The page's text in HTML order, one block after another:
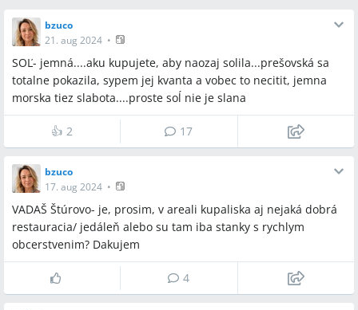
bzuco
21. aug 2024 •
SOĽ- jemná....aku kupujete, aby naozaj solila...prešovská sa
totalne pokazila, sypem jej kvanta a vobec to necitit, jemna
morska tiez slabota....proste soĺ nie je slana
👍 2 17
bzuco
17. aug 2024 •
VADAŠ Štúrovo- je, prosim, v areali kupaliska aj nejaká dobrá
restauracia/ jedáleň alebo su tam iba stanky s rychlym
obcerstvenim? Dakujem
4